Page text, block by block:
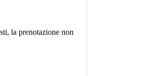
la prenotazione non